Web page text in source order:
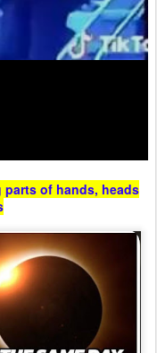
of hands, heads